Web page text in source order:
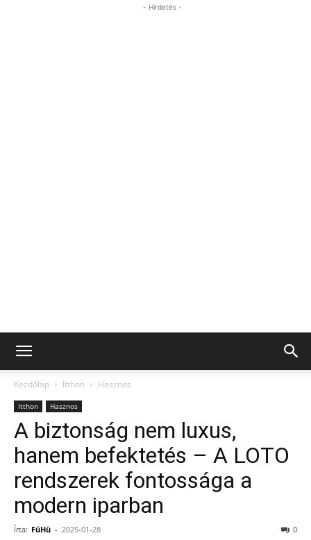
- Hirdetés -
Kezdőlap Itthon Hasznos
Itthon Hasznos
A biztonság nem luxus,
hanem befektetés – A LOTO
rendszerek fontossága a
modern iparban
Írta: FüHü - 2025-01-28 0